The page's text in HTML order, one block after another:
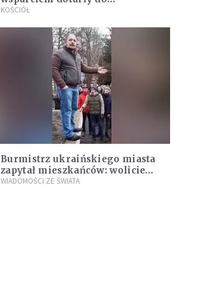
Dołhobyczowa na Ukrainie
KOŚCIÓŁ
Burmistrz ukraińskiego miasta
zapytał mieszkańców: wolicie
walczyć czy poddać miasto
WIADOMOŚCI ZE ŚWIATA